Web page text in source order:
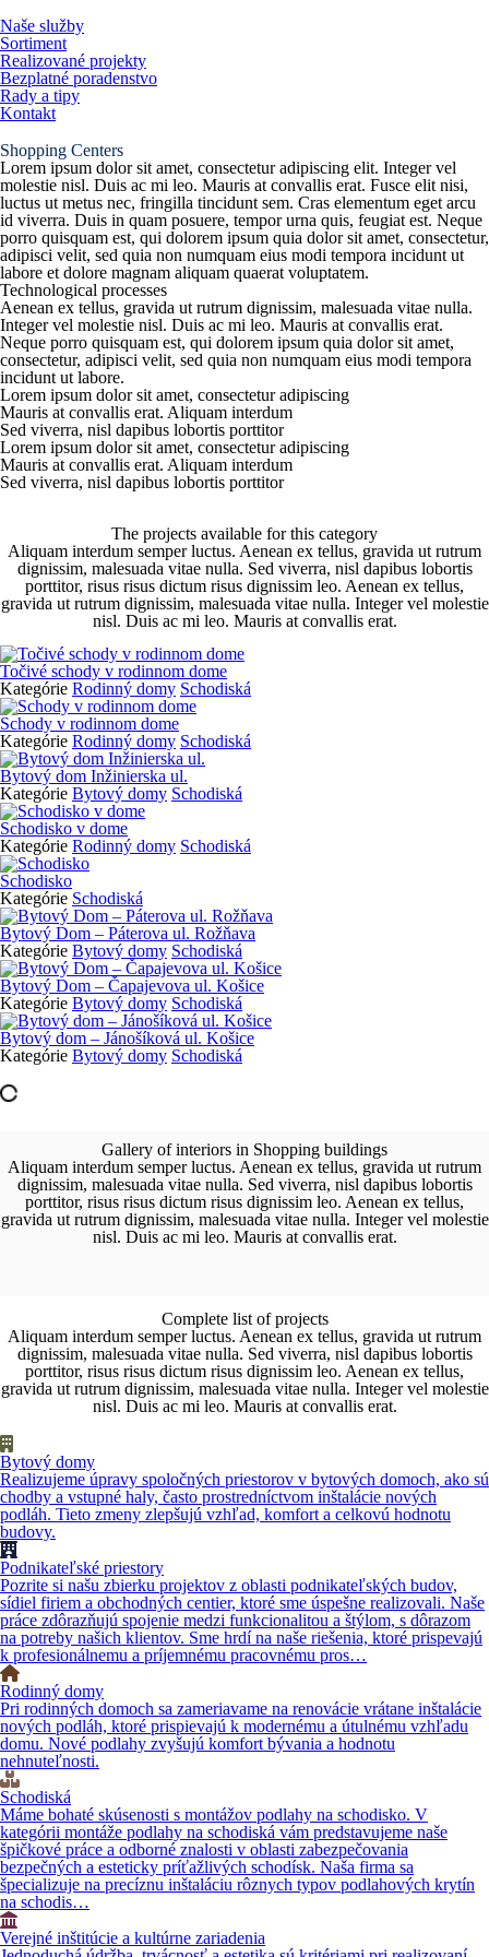
na
obsah
Naše služby
Sortiment
Realizované projekty
Bezplatné poradenstvo
Rady a tipy
Kontakt
Shopping Centers
Lorem ipsum dolor sit amet, consectetur adipiscing elit. Integer vel
molestie nisl. Duis ac mi leo. Mauris at convallis erat. Fusce elit nisi,
luctus ut metus nec, fringilla tincidunt sem. Cras elementum eget arcu
id viverra. Duis in quam posuere, tempor urna quis, feugiat est. Neque
porro quisquam est, qui dolorem ipsum quia dolor sit amet, consectetur,
adipisci velit, sed quia non numquam eius modi tempora incidunt ut
labore et dolore magnam aliquam quaerat voluptatem.
Technological processes
Aenean ex tellus, gravida ut rutrum dignissim, malesuada vitae nulla.
Integer vel molestie nisl. Duis ac mi leo. Mauris at convallis erat.
Neque porro quisquam est, qui dolorem ipsum quia dolor sit amet,
consectetur, adipisci velit, sed quia non numquam eius modi tempora
incidunt ut labore.
Lorem ipsum dolor sit amet, consectetur adipiscing
Mauris at convallis erat. Aliquam interdum
Sed viverra, nisl dapibus lobortis porttitor
Lorem ipsum dolor sit amet, consectetur adipiscing
Mauris at convallis erat. Aliquam interdum
Sed viverra, nisl dapibus lobortis porttitor
The projects available for this category
Aliquam interdum semper luctus. Aenean ex tellus, gravida ut rutrum
dignissim, malesuada vitae nulla. Sed viverra, nisl dapibus lobortis
porttitor, risus risus dictum risus dignissim leo. Aenean ex tellus,
gravida ut rutrum dignissim, malesuada vitae nulla. Integer vel molestie
nisl. Duis ac mi leo. Mauris at convallis erat.
Točivé schody v rodinnom dome
Kategórie Rodinný domy Schodiská
Schody v rodinnom dome
Kategórie Rodinný domy Schodiská
Bytový dom Inžinierska ul.
Kategórie Bytový domy Schodiská
Schodisko v dome
Kategórie Rodinný domy Schodiská
Schodisko
Kategórie Schodiská
Bytový Dom – Páterova ul. Rožňava
Kategórie Bytový domy Schodiská
Bytový Dom – Čapajevova ul. Košice
Kategórie Bytový domy Schodiská
Bytový dom – Jánošíková ul. Košice
Kategórie Bytový domy Schodiská
Gallery of interiors in Shopping buildings
Aliquam interdum semper luctus. Aenean ex tellus, gravida ut rutrum
dignissim, malesuada vitae nulla. Sed viverra, nisl dapibus lobortis
porttitor, risus risus dictum risus dignissim leo. Aenean ex tellus,
gravida ut rutrum dignissim, malesuada vitae nulla. Integer vel molestie
nisl. Duis ac mi leo. Mauris at convallis erat.
Complete list of projects
Aliquam interdum semper luctus. Aenean ex tellus, gravida ut rutrum
dignissim, malesuada vitae nulla. Sed viverra, nisl dapibus lobortis
porttitor, risus risus dictum risus dignissim leo. Aenean ex tellus,
gravida ut rutrum dignissim, malesuada vitae nulla. Integer vel molestie
nisl. Duis ac mi leo. Mauris at convallis erat.
Bytový domy
Realizujeme úpravy spoločných priestorov v bytových domoch, ako sú
chodby a vstupné haly, často prostredníctvom inštalácie nových
podláh. Tieto zmeny zlepšujú vzhľad, komfort a celkovú hodnotu
budovy.
Podnikateľské priestory
Pozrite si našu zbierku projektov z oblasti podnikateľských budov,
sídiel firiem a obchodných centier, ktoré sme úspešne realizovali. Naše
práce zdôrazňujú spojenie medzi funkcionalitou a štýlom, s dôrazom
na potreby našich klientov. Sme hrdí na naše riešenia, ktoré prispevajú
k profesionálnemu a príjemnému pracovnému pros…
Rodinný domy
Pri rodinných domoch sa zameriavame na renovácie vrátane inštalácie
nových podláh, ktoré prispievajú k modernému a útulnému vzhľadu
domu. Nové podlahy zvyšujú komfort bývania a hodnotu
nehnuteľnosti.
Schodiská
Máme bohaté skúsenosti s montážov podlahy na schodisko. V
kategórii montáže podlahy na schodiská vám predstavujeme naše
špičkové práce a odborné znalosti v oblasti zabezpečovania
bezpečných a esteticky príťažlivých schodísk. Naša firma sa
špecializuje na precíznu inštaláciu rôznych typov podlahových krytín
na schodis…
Verejné inštitúcie a kultúrne zariadenia